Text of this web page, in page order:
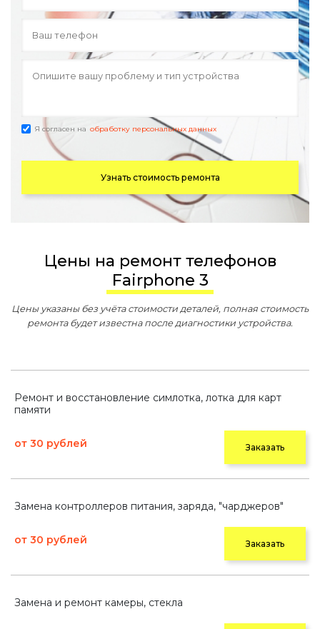
Я согласен на обработку персональных данных
Узнать стоимость ремонта
Цены на ремонт телефонов
Fairphone 3
Цены указаны без учёта стоимости деталей, полная стоимость
ремонта будет известна после диагностики устройства.
Ремонт и восстановление симлотка, лотка для карт
памяти
от 30 рублей Заказать
Замена контроллеров питания, заряда, "чарджеров"
от 30 рублей Заказать
Замена и ремонт камеры, стекла